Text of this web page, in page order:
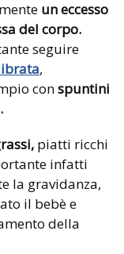
un eccesso
del corpo.
seguire
,
conspuntini
piatti ricchi
infatti
la gravidanza,
il bebè e
della